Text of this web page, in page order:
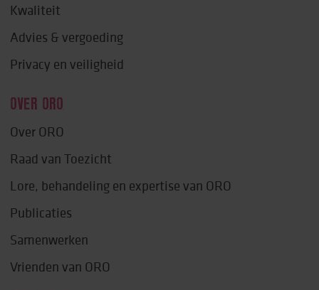
Kwaliteit
Advies & vergoeding
Privacy en veiligheid
OVER ORO
Over ORO
Raad van Toezicht
Lore, behandeling en expertise van ORO
Publicaties
Samenwerken
Vrienden van ORO